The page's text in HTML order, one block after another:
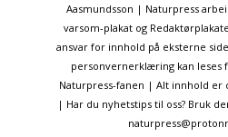
Aasmundsson | Naturpress
varsom-plakat og
ansvar for innhold på eksterne
personvernerklæring kan leses
Naturpress-fanen | Alt innhold er
| Har du nyhetstips til oss? Bruk